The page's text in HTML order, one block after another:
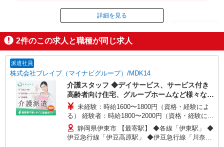
ID：AE0626558501
掲載期間終了
詳細を見る
2件のこの求人と職種が同じ求人
派遣社員
株式会社ブレイブ（マイナビグループ）/MDK14
介護スタッフ ◆デイサービス、サービス付き
高齢者向け住宅、グループホームなど様々な勤
務先から選べます。
未経験：時給1600〜1800円（資格・経験によ
る） 経験者：時給1800〜2000円（資格・経験によ
る） ◎月収例 時給2000円×1日8時間×22日（週5
日）＝35万2000円 ◆昇給あり ◆支払い方法 ※日
払い/週払い/月払い対応も可能です。詳しくは面談
静岡県伊東市 【最寄駅】 ◆各線「伊東駅」 ◆
伊豆急行線「伊豆高原駅」 ◆伊豆急行線「川奈